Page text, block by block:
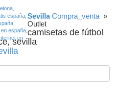
Sevilla Compra_venta »
Outlet
camisetas de fútbol
sevilla